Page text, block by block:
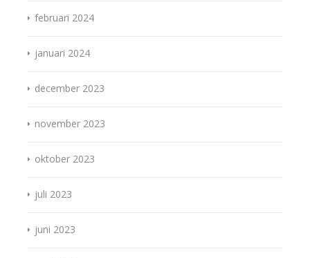
februari 2024
januari 2024
december 2023
november 2023
oktober 2023
juli 2023
juni 2023